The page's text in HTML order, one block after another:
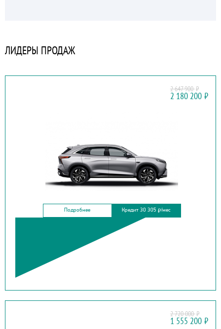
ЛИДЕРЫ ПРОДАЖ
2 647 900₽
2 180 200 ₽
Подробнее Кредит 30 305 ₽/мес
2 720 000₽
1 555 200 ₽